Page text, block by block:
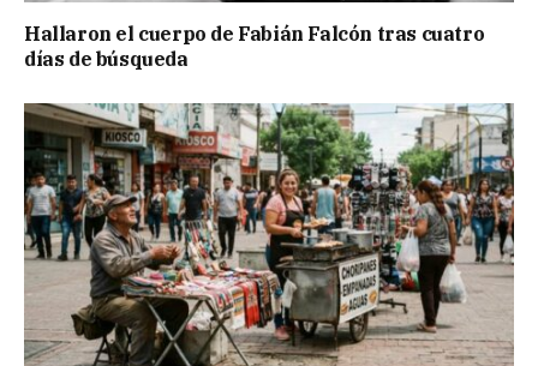
Hallaron el cuerpo de Fabián Falcón tras cuatro
días de búsqueda